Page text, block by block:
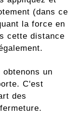
(dans ce
la force en
cette distance
un
C'est
des